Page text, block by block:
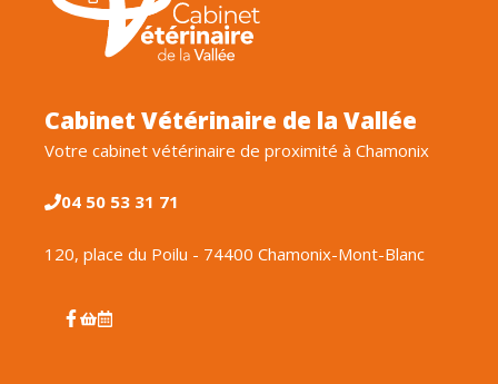
Cabinet Vétérinaire de la Vallée
Votre cabinet vétérinaire de proximité à Chamonix
04 50 53 31 71
120, place du Poilu - 74400 Chamonix-Mont-Blanc